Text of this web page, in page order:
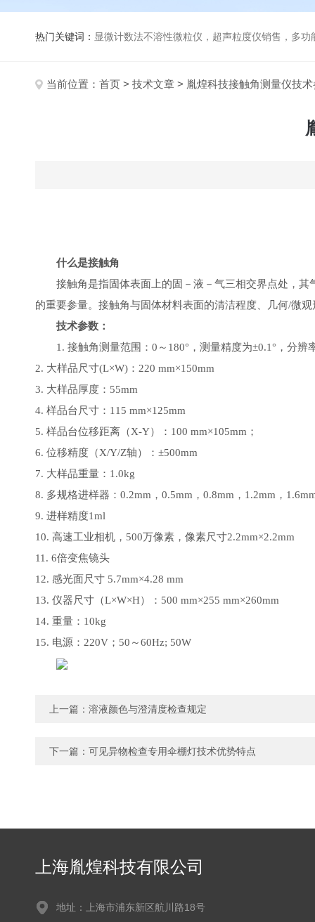
热门关键词： 显微计数法不溶性微粒仪，超声粒度仪销售，多功能超声粒度分析仪，粒度及
当前位置： 首页 > 技术文章 > 胤煌科技接触角测量仪技
什么是接触角
接触角是指固体表面上的固－液－气三相交界点处，
的重要参量。接触角与固体材料表面的清洁程度、几何/微观
技术参数：
1. 接触角测量范围：0～180°，测量精度为±0.1°，分辨
2. 大样品尺寸(L×W)：220 mm×150mm
3. 大样品厚度：55mm
4. 样品台尺寸：115 mm×125mm
5. 样品台位移距离（X-Y）：100 mm×105mm；
6. 位移精度（X/Y/Z轴）：±500mm
7. 大样品重量：1.0kg
8. 多规格进样器：0.2mm，0.5mm，0.8mm，1.2mm，
9. 进样精度1ml
10. 高速工业相机，500万像素，像素尺寸2.2mm×2.2mm
11. 6倍变焦镜头
12. 感光面尺寸 5.7mm×4.28 mm
13. 仪器尺寸（L×W×H）：500 mm×255 mm×260mm
14. 重量：10kg
15. 电源：220V；50～60Hz; 50W
上一篇： 溶液颜色与澄清度检查规定
下一篇： 可见异物检查专用伞棚灯技术优势特点
上海胤煌科技有限公司
地址：上海市浦东新区航川路18号